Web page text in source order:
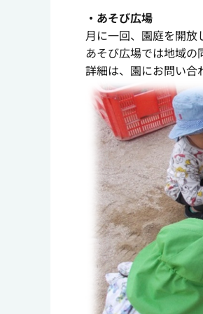
・あそび広場
月に一回、園庭を開放
あそび広場では地域の
詳細は、園にお問い合